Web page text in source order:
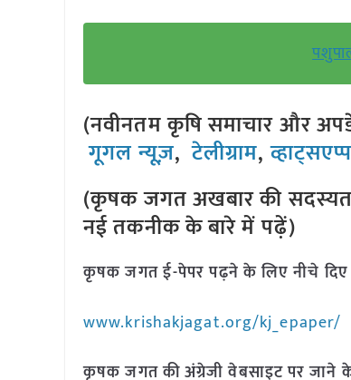
(नवीनतम कृषि समाचार और
गूगल न्यूज़,टेलीग्राम,व्हाट्सएप्प
(कृषक जगत अखबार की
नई तकनीक के बारे में पढ़ें)
कृषक जगत ई-पेपर पढ़ने के लिए नीचे
www.krishakjagat.org/kj_epaper/
कृषक जगत की अंग्रेजी वेबसाइट पर जाने